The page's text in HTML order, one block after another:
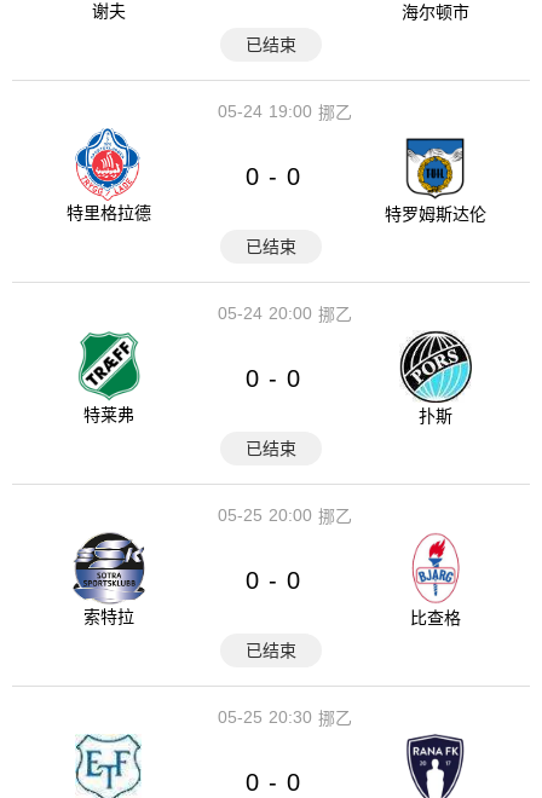
谢夫
海尔顿市
已结束
19:00
05-24 挪乙
特里格拉德
0 - 0
特罗姆斯达伦
已结束
20:00
05-24 挪乙
特莱弗
0 - 0
扑斯
已结束
20:00
05-25 挪乙
索特拉
0 - 0
比查格
已结束
20:30
05-25 挪乙
0 - 0